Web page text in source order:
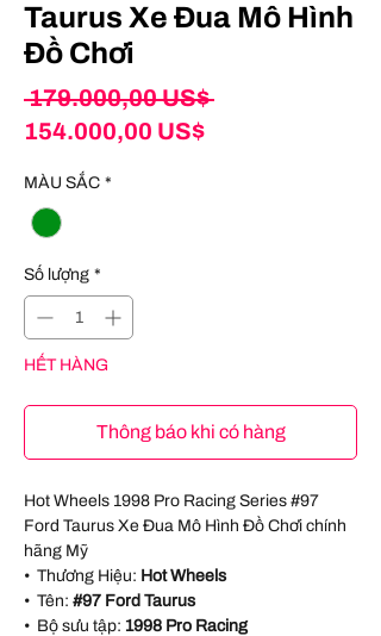
Taurus Xe Đua Mô Hình
Đồ Chơi
179.000,00 US$ Giá
154.000,00 US$Giá
MÀU SẮC *
Số lượng *
HẾT HÀNG
Thông báo khi có hàng
Hot Wheels 1998 Pro Racing Series #97
Ford Taurus Xe Đua Mô Hình Đồ Chơi chính
hãng Mỹ
• Thương Hiệu: Hot Wheels
• Tên: #97 Ford Taurus
• Bộ sưu tập: 1998 Pro Racing